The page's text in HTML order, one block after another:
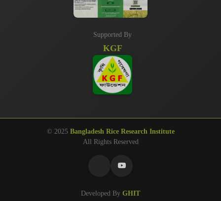
Supported By
KGF
© 2025 Bangladesh Rice Research Institute
All Rights Reserved
Developed By GHIT